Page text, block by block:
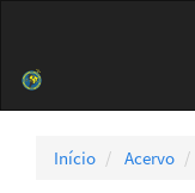
Barra
Início Acervo